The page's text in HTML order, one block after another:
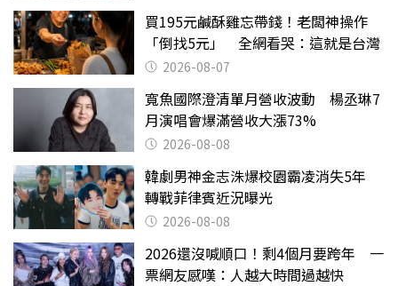
買195元鹹酥雞忘帶錢！老闆神操作
「倒找5元」 全網看哭：這就是台灣
2026-08-07
寬魚國際澄清單月營收波動 楊丞琳7
月演唱會爆滿營收大漲73%
2026-08-08
韓劇男神金志洙爆校園霸凌消失5年
轉戰菲律賓近況曝光
2026-08-08
2026還沒喊順口！剩4個月要跨年 一
票網友感嘆：人越大時間過越快